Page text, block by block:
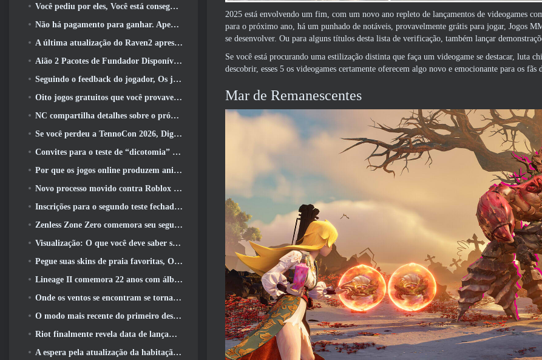
2025 está envolvendo um fim, com um novo ano repleto de lançamentos de videogames
para o próximo ano, há um punhado de notáveis, provavelmente grátis para jogar, Jogos
se desenvolver. Ou para alguns títulos desta lista de verificação, também lançar
Se você está procurando uma estilização distinta que faça um videogame se destacar, luta
descobrir, esses 5 os videogames certamente oferecem algo novo e emocionante para os
Mar de Remanescentes
Você pediu por eles, Você está conseguindo. Dragões estão chegando a Albion Online
Não há pagamento para ganhar. Apenas Ragnarok. Origin Classic é lançado em julho 23
A última atualização do Raven2 apresenta sistema de despertar de habilidades, Oferecendo aos jogadores mais maneiras de aprimorar suas habilidades
Aião 2 Pacotes de Fundador Disponíveis para Compra, Completo com cinco dias de acesso antecipado
Seguindo o feedback do jogador, Os jogadores clássicos de League Of Legends não terão que pagar por skins clássicas
Oito jogos gratuitos que você provavelmente esqueceu e que fazem parte do Steam’s Train Fest
NC compartilha detalhes sobre o próximo acesso antecipado do Aion 2
Se você perdeu a TennoCon 2026, Digital Extremes está compartilhando todos os painéis
Convites para o teste de “dicotomia” do Silver Palace estão sendo enviados
Por que os jogos online produzem animes melhores do que os jogos de anime
Novo processo movido contra Roblox em Oregon, alegando incidente com cuidados infantis
Inscrições para o segundo teste fechado global MapleStory Classic World
Zenless Zone Zero comemora seu segundo aniversário oferecendo aos jogadores a escolha de um agente S-Rank gratuito
Visualização: O que você deve saber sobre o jogo de coleta de criaturas da HoYoverse, Honkai: Link Alma
Pegue suas skins de praia favoritas, Os Jogos de Verão voltaram ao Overwatch
Lineage II comemora 22 anos com álbum de vinil de edição de colecionador
Onde os ventos se encontram se torna “Eastern Steampunk” na versão 2.0
O modo mais recente do primeiro descendente reúne batalhas difíceis de interceptação de vazio e as profundezas
Riot finalmente revela data de lançamento do modo clássico de League Of Legends
A espera pela atualização da habitação dos grandes jogadores do RuneScape acabou